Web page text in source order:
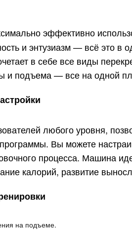
эффективно
и энтузиазм — всё это в
в себе все виды
и подъема — все на одной
любого уровня,
Вы можете
процесса. Машина
калорий, развитие
на подъеме.